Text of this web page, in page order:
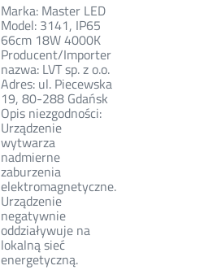
Marka: Master LED
Model: 3141, IP65
66cm 18W 4000K
Producent/Importer
nazwa: LVT sp. z o.o.
Adres: ul. Piecewska
19, 80-288 Gdańsk
Opis niezgodności:
Urządzenie
wytwarza
nadmierne
zaburzenia
elektromagnetyczne.
Urządzenie
negatywnie
oddziaływuje na
lokalną sieć
energetyczną.